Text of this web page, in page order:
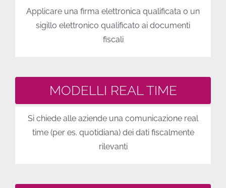
MODELLI REAL TIME
Applicare una firma elettronica qualificata o un
sigillo elettronico qualificato ai documenti
fiscali
Si chiede alle aziende una comunicazione real
time (per es. quotidiana) dei dati fiscalmente
rilevanti